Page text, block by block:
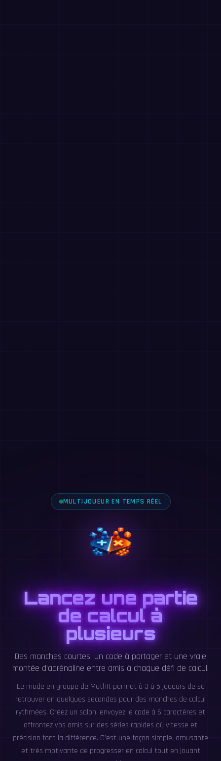
MULTIJOUEUR EN TEMPS RÉEL
Lancez une partie
de calcul à
plusieurs
Des manches courtes, un code à partager et une vraie
montée d’adrénaline entre amis à chaque défi de calcul.
Le mode en groupe de MathIt permet à 3 à 5 joueurs de se
retrouver en quelques secondes pour des manches de calcul
rythmées. Créez un salon, envoyez le code à 6 caractères et
affrontez vos amis sur des séries rapides où vitesse et
précision font la différence. C’est une façon simple, amusante
et très motivante de progresser en calcul tout en jouant